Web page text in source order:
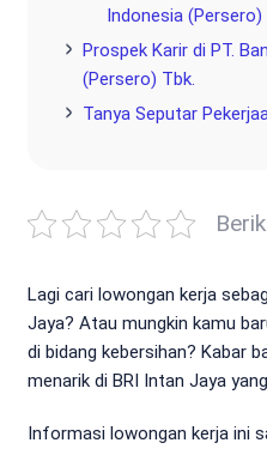
Indonesia (Persero)
Prospek Karir di PT.
(Persero) Tbk.
Tanya Seputar
Lagi cari lowongan kerja
Jaya? Atau mungkin kamu
di bidang kebersihan? Kabar
menarik di BRI Intan Jaya
Informasi lowongan kerja ini